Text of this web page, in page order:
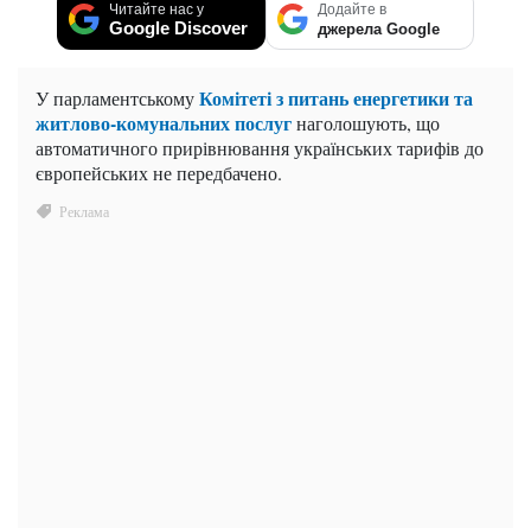
Читайте нас у
Google Discover
Додайте в
джерела Google
У парламентськомуКомітеті з питань енергетики та
житлово-комунальних послугнаголошують, що
автоматичного прирівнювання українських тарифів до
європейських не передбачено.